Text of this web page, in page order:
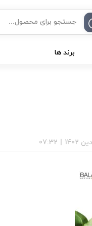
برند ها
07:32